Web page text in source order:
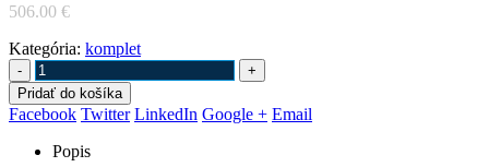
506.00 €
Kategória: komplet
-
+
Pridať do košíka
Facebook Twitter LinkedIn Google + Email
Popis